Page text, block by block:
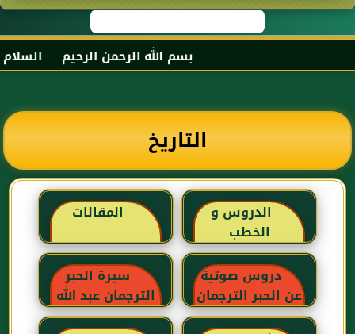
بسم الله الرحمن الرحيم السلام
التاريخ
الدروس و
الخطب
المقالات
دروس صوتية
عن الحبر الترجمان
سيرة الحبر
الترجمان عبد الله
بن عباس رضي